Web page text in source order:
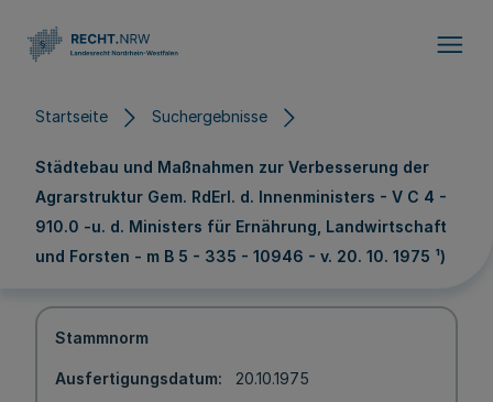
Startseite Suchergebnisse
Städtebau und Maßnahmen zur Verbesserung der
Agrarstruktur Gem. RdErl. d. Innenministers - V C 4 -
910.0 -u. d. Ministers für Ernährung, Landwirtschaft
und Forsten - m B 5 - 335 - 10946 - v. 20. 10. 1975 ¹)
Stammnorm
Ausfertigungsdatum 20.10.1975